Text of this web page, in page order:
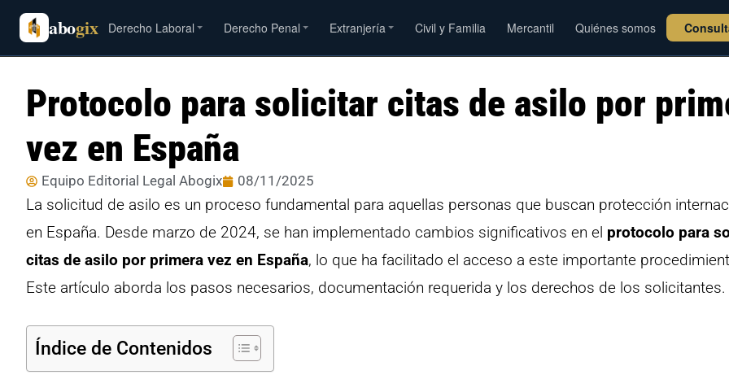
abogix Derecho Laboral Derecho Penal Extranjería Civil y Familia Mercantil Quiénes somos
Protocolo para solicitar citas de asilo por
vez en España
Equipo Editorial Legal Abogix 08/11/2025
La solicitud de asilo es un proceso fundamental para aquellas personas que buscan protección
en España. Desde marzo de 2024, se han implementado cambios significativos en el protocolo para
citas de asilo por primera vez en España, lo que ha facilitado el acceso a este importante
Este artículo aborda los pasos necesarios, documentación requerida y los derechos de los solicitantes.
Índice de Contenidos